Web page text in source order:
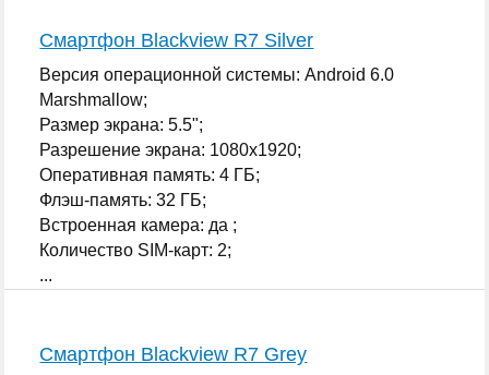
Смартфон Blackview R7 Silver
Версия операционной системы: Android 6.0
Marshmallow;
Размер экрана: 5.5";
Разрешение экрана: 1080x1920;
Оперативная память: 4 ГБ;
Флэш-память: 32 ГБ;
Встроенная камера: да ;
Количество SIM-карт: 2;
...
Смартфон Blackview R7 Grey